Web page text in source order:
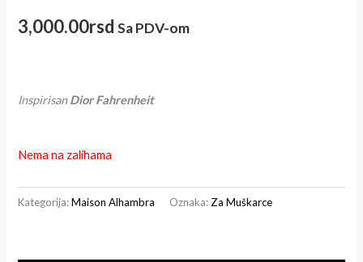
3,000.00rsd Sa PDV-om
InspirisanDior Fahrenheit
Nema na zalihama
Kategorija:Maison Alhambra Oznaka:Za Muškarce